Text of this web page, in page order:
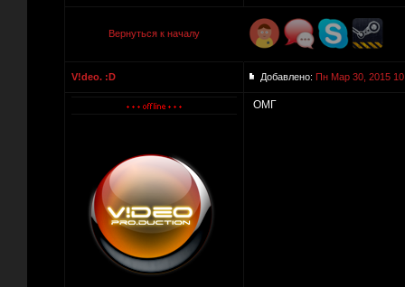
Вернуться к началу
V!deo. :D Добавлено: Пн Мар 30, 2015
ОМГ